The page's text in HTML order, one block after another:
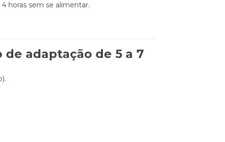
horas sem se alimentar.
de adaptação de 5 a 7